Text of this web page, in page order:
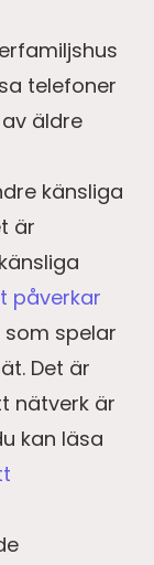
telefoner
äldre
känsliga
är
påverkar
spelar
Det är
nätverk är
kan läsa